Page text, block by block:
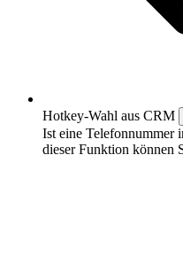
Hotkey-Wahl aus CRM
Ist eine
dieser Funktion können